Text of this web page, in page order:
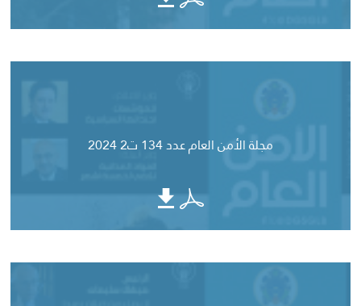
مجلة الأمن العام عدد 134 ت2 2024